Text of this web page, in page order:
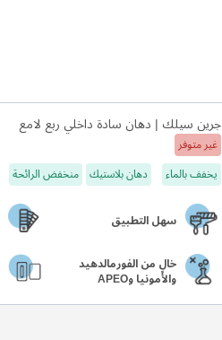
جرين سيلك | دهان سادة داخلي ربع لامع
غير متوفر
يخفف بالماء
دهان بلاستيك منخفض الرائحة
سهل التطبيق
خالٍ من الفورمالدهيد
والأمونيا وAPEO